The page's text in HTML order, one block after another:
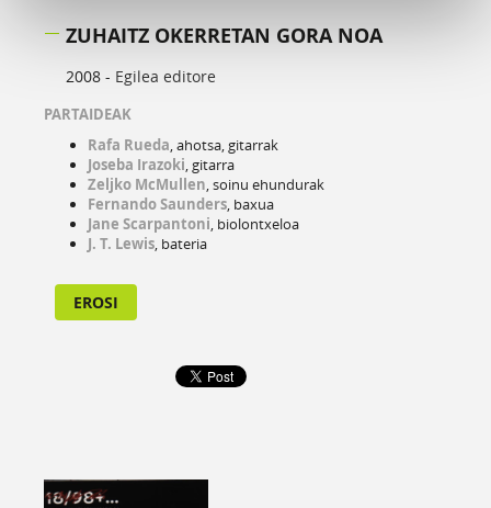
ZUHAITZ OKERRETAN GORA NOA
2008 - Egilea editore
PARTAIDEAK
Rafa Rueda, ahotsa, gitarrak
Joseba Irazoki, gitarra
Zeljko McMullen, soinu ehundurak
Fernando Saunders, baxua
Jane Scarpantoni, biolontxeloa
J. T. Lewis, bateria
EROSI